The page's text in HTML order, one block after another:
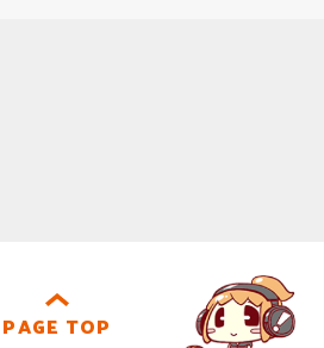
PAGE TOP